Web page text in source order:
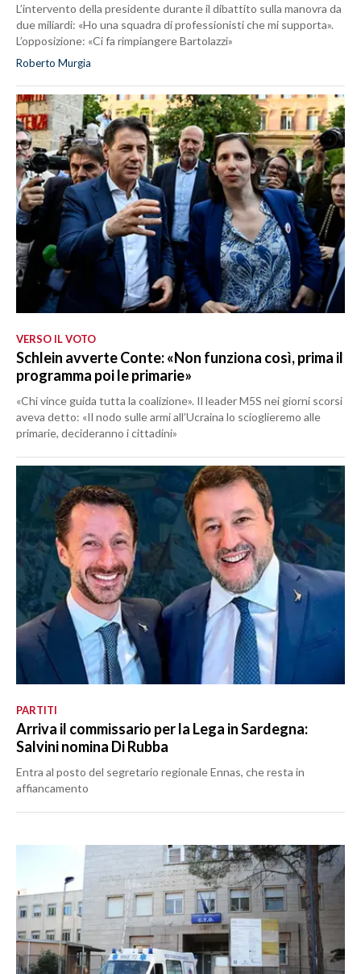
L’intervento della presidente durante il dibattito sulla manovra da
due miliardi: «Ho una squadra di professionisti che mi supporta».
L’opposizione: «Ci fa rimpiangere Bartolazzi»
Roberto Murgia
VERSO IL VOTO
Schlein avverte Conte: «Non funziona così, prima il
programma poi le primarie»
«Chi vince guida tutta la coalizione». Il leader M5S nei giorni scorsi
aveva detto: «Il nodo sulle armi all’Ucraina lo scioglieremo alle
primarie, decideranno i cittadini»
PARTITI
Arriva il commissario per la Lega in Sardegna:
Salvini nomina Di Rubba
Entra al posto del segretario regionale Ennas, che resta in
affiancamento